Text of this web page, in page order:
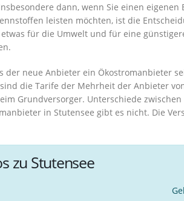
dann, wenn Sie einen
leisten möchten, ist die
für die Umwelt und für eine
der neue Anbieter ein Ökostromanbieter
sind die Tarife der Mehrheit der Anbieter
Grundversorger. Unterschiede
in Stutensee gibt es nicht. Die
zu Stutensee